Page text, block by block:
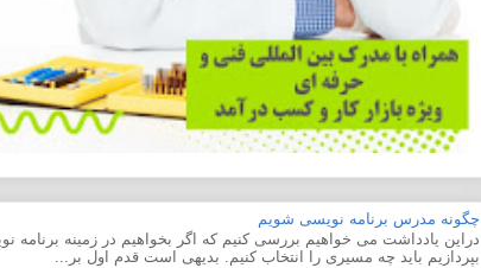
چگونه مدرس برنامه نویسی شویم
دراین یادداشت می خواهیم بررسی کنیم که اگر بخواهیم در زمینه برنامه
بپردازیم باید چه مسیری را انتخاب کنیم. بدیهی است قدم اول بر...